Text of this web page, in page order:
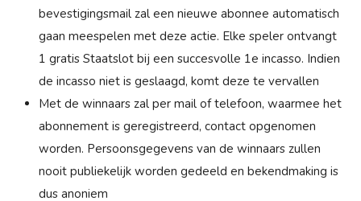
bevestigingsmail zal een nieuwe abonnee automatisch
gaan meespelen met deze actie. Elke speler ontvangt
1 gratis Staatslot bij een succesvolle 1e incasso. Indien
de incasso niet is geslaagd, komt deze te vervallen
Met de winnaars zal per mail of telefoon, waarmee het
abonnement is geregistreerd, contact opgenomen
worden. Persoonsgegevens van de winnaars zullen
nooit publiekelijk worden gedeeld en bekendmaking is
dus anoniem